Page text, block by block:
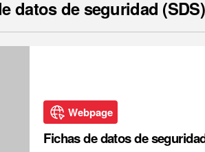
datos de seguridad (SDS)
Webpage
Fichas de datos de